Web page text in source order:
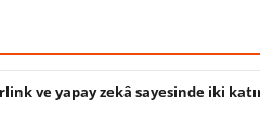
ve yapay zekâ sayesinde iki